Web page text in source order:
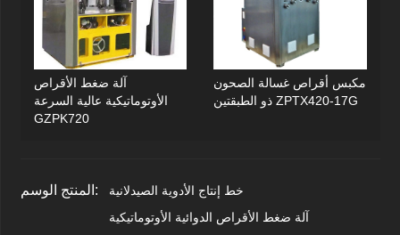
آلة ضغط الأقراص
الأوتوماتيكية عالية السرعة
GZPK720
مكبس أقراص غسالة الصحون
ذو الطبقتين ZPTX420-17G
المنتج الوسم:
خط إنتاج الأدوية الصيدلانية
آلة ضغط الأقراص الدوائية الأوتوماتيكية